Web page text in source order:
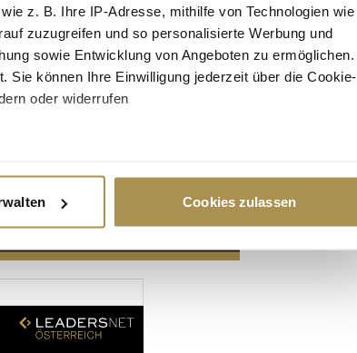
z. B. Ihre IP-Adresse, mithilfe von Technologien wie
zuzugreifen und so personalisierte Werbung und
sowie Entwicklung von Angeboten zu ermöglichen.
Sie können Ihre Einwilligung jederzeit über die Cookie-
oder widerrufen
werden, und legen Sie Ihre Präferenzen im
Funktionen für soziale Medien anbieten zu können
weiter. Unsere Partner führen diese Informationen
haben oder die sie im Rahmen Ihrer Nutzung
Cookies zulassen